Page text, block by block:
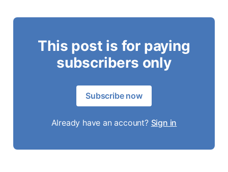
This post is for paying
subscribers only
Subscribe now
Already have an account? Sign in